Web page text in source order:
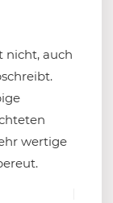
nicht, auch
wertige